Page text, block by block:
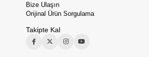
Bize Ulaşın
Orijinal Ürün Sorgulama
Takipte Kal